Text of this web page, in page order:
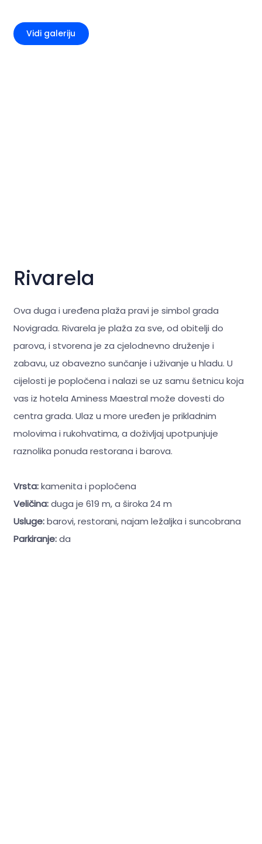
Vidi galeriju
Rivarela
Ova duga i uređena plaža pravi je simbol grada
Novigrada. Rivarela je plaža za sve, od obitelji do
parova, i stvorena je za cjelodnevno druženje i
zabavu, uz obavezno sunčanje i uživanje u hladu. U
cijelosti je popločena i nalazi se uz samu šetnicu koja
vas iz hotela Aminess Maestral može dovesti do
centra grada. Ulaz u more uređen je prikladnim
molovima i rukohvatima, a doživljaj upotpunjuje
raznolika ponuda restorana i barova.
Vrsta:kamenita i popločena
Veličina:duga je 619 m, a široka 24 m
Usluge:barovi, restorani, najam ležaljka i suncobrana
Parkiranje:da